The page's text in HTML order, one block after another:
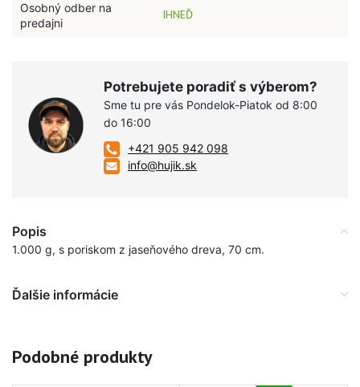
Osobný odber na
predajni
IHNEĎ
Potrebujete poradiť s výberom?
Sme tu pre vás Pondelok-Piatok od 8:00
do 16:00
+421 905 942 098
info@hujik.sk
Popis
1.000 g, s poriskom z jaseňového dreva, 70 cm.
Ďalšie informácie
Podobné produkty